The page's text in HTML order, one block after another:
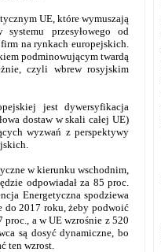
UE, które wymuszają
przesyłowego od
na rynkach europejskich.
podminowującym twardą
czyli wbrew rosyjskim
jest dywersyfikacja
dostaw w skali całej UE)
wyzwań z perspektywy
w kierunku wschodnim,
odpowiadał za 85 proc.
Energetyczna spodziewa
do 2017 roku, żeby podwoić
a w UE wzrośnie z 520
są dosyć dynamiczne, bo
ten wzrost.